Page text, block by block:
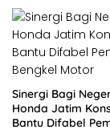
Sinergi Bagi
Honda Jatim
Bantu Difabel